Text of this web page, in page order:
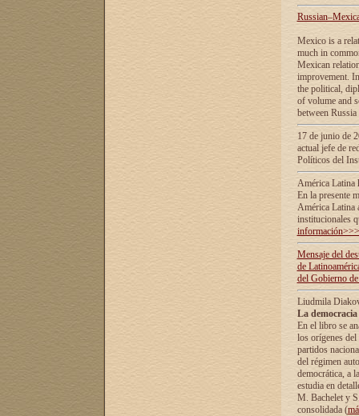
Mexico is a
much in
Mexican
improvement.
the political,
of volume and
between
17 de junio de
actual jefe de
Políticos del
América Latina
En la presente
América Latina
institucionales
información>>>
Mensaje del
de
del Gobierno
Liudmila
La
En el libro se
los orígenes
partidos
del régimen
democrática, а
estudia en
М. Bachelet у
consolidada (